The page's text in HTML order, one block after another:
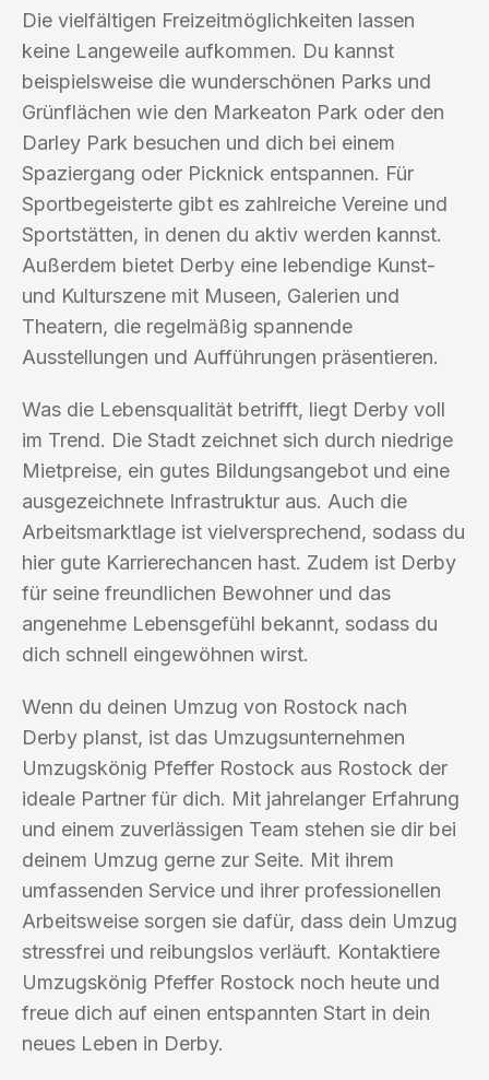
Die vielfältigen Freizeitmöglichkeiten lassen
keine Langeweile aufkommen. Du kannst
beispielsweise die wunderschönen Parks und
Grünflächen wie den Markeaton Park oder den
Darley Park besuchen und dich bei einem
Spaziergang oder Picknick entspannen. Für
Sportbegeisterte gibt es zahlreiche Vereine und
Sportstätten, in denen du aktiv werden kannst.
Außerdem bietet Derby eine lebendige Kunst-
und Kulturszene mit Museen, Galerien und
Theatern, die regelmäßig spannende
Ausstellungen und Aufführungen präsentieren.
Was die Lebensqualität betrifft, liegt Derby voll
im Trend. Die Stadt zeichnet sich durch niedrige
Mietpreise, ein gutes Bildungsangebot und eine
ausgezeichnete Infrastruktur aus. Auch die
Arbeitsmarktlage ist vielversprechend, sodass du
hier gute Karrierechancen hast. Zudem ist Derby
für seine freundlichen Bewohner und das
angenehme Lebensgefühl bekannt, sodass du
dich schnell eingewöhnen wirst.
Wenn du deinen Umzug von Rostock nach
Derby planst, ist das Umzugsunternehmen
Umzugskönig Pfeffer Rostock aus Rostock der
ideale Partner für dich. Mit jahrelanger Erfahrung
und einem zuverlässigen Team stehen sie dir bei
deinem Umzug gerne zur Seite. Mit ihrem
umfassenden Service und ihrer professionellen
Arbeitsweise sorgen sie dafür, dass dein Umzug
stressfrei und reibungslos verläuft. Kontaktiere
Umzugskönig Pfeffer Rostock noch heute und
freue dich auf einen entspannten Start in dein
neues Leben in Derby.